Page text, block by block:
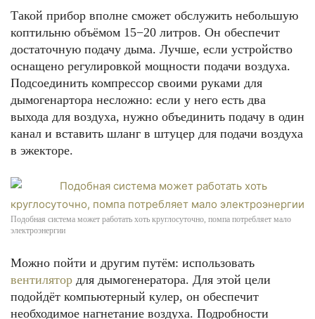
Такой прибор вполне сможет обслужить небольшую
коптильню объёмом 15−20 литров. Он обеспечит
достаточную подачу дыма. Лучше, если устройство
оснащено регулировкой мощности подачи воздуха.
Подсоединить компрессор своими руками для
дымогенартора несложно: если у него есть два
выхода для воздуха, нужно объединить подачу в один
канал и вставить шланг в штуцер для подачи воздуха
в эжекторе.
Подобная система может работать хоть круглосуточно, помпа потребляет мало
электроэнергии
Можно пойти и другим путём: использовать
вентилятор для дымогенератора. Для этой цели
подойдёт компьютерный кулер, он обеспечит
необходимое нагнетание воздуха. Подробности